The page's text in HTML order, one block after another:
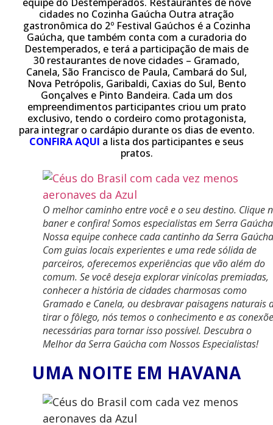
cidades no Cozinha Gaúcha Outra atração
gastronômica do 2º Festival Gaúchos é a Cozinha
Gaúcha, que também conta com a curadoria do
Destemperados, e terá a participação de mais de
30 restaurantes de nove cidades – Gramado,
Canela, São Francisco de Paula, Cambará do Sul,
Nova Petrópolis, Garibaldi, Caxias do Sul, Bento
Gonçalves e Pinto Bandeira. Cada um dos
empreendimentos participantes criou um prato
exclusivo, tendo o cordeiro como protagonista,
para integrar o cardápio durante os dias de evento.
CONFIRA AQUI a lista dos participantes e seus
pratos.
O melhor caminho entre você e o seu destino. Clique
baner e confira! Somos especialistas em Serra
Nossa equipe conhece cada cantinho da Serra
Com guias locais experientes e uma rede sólida de
parceiros, oferecemos experiências que vão além do
comum. Se você deseja explorar vinícolas premiadas,
conhecer a história de cidades charmosas como
Gramado e Canela, ou desbravar paisagens naturais
tirar o fôlego, nós temos o conhecimento e as
necessárias para tornar isso possível. Descubra o
Melhor da Serra Gaúcha com Nossos Especialistas!
UMA NOITE EM HAVANA